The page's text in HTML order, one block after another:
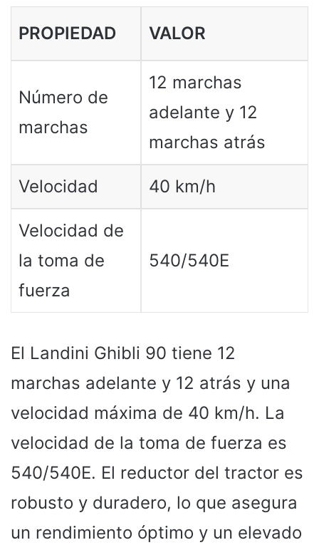
PROPIEDAD VALOR
Número de
marchas
12 marchas
adelante y 12
marchas atrás
Velocidad 40 km/h
Velocidad de
la toma de
fuerza
540/540E
El Landini Ghibli 90 tiene 12
marchas adelante y 12 atrás y una
velocidad máxima de 40 km/h. La
velocidad de la toma de fuerza es
540/540E. El reductor del tractor es
robusto y duradero, lo que asegura
un rendimiento óptimo y un elevado